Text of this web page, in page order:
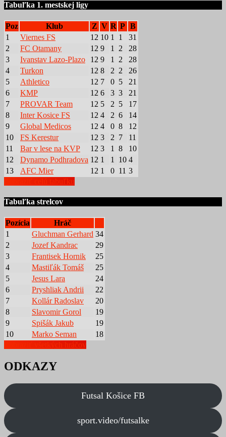
Tabuľka 1. mestskej ligy
Poz Klub Z V R P B
1
Viernes FS 12 10 1 1
31
2
FC Otamany 12 9 1 2
28
3
Ivanstav Lazo-Plazo 12 9 1 2
28
4
Turkon 12 8 2 2
26
5
Athletico 12 7 0 5
21
6
KMP 12 6 3 3
21
7
PROVAR Team 12 5 2 5
17
8
Inter Kosice FS 12 4 2 6
14
9
Global Medicos 12 4 0 8
12
10
FS Kerestur 12 3 2 7
11
11
Bar v lese na KVP 12 3 1 8
10
12
Dynamo Podhradova 12 1 1 10 4
13
AFC Mier 12 1 0 11 3
Zobraziť celú tabuľku
Tabuľka strelcov
Pozícia
Hráč
1
Gluchman Gerhard 34
2
Jozef Kandrac
29
3
Frantisek Hornik
25
4
Mastiľák Tomáš
25
5
Jesus Lara
24
6
Pryshliak Andrii
22
7
Kollár Radoslav
20
8
Slavomir Gorol
19
9
Spišák Jakub
19
10
Marko Seman
18
Zobraziť všetkých hráčov
ODKAZY
Futsal Košice FB
sport.video/futsalke